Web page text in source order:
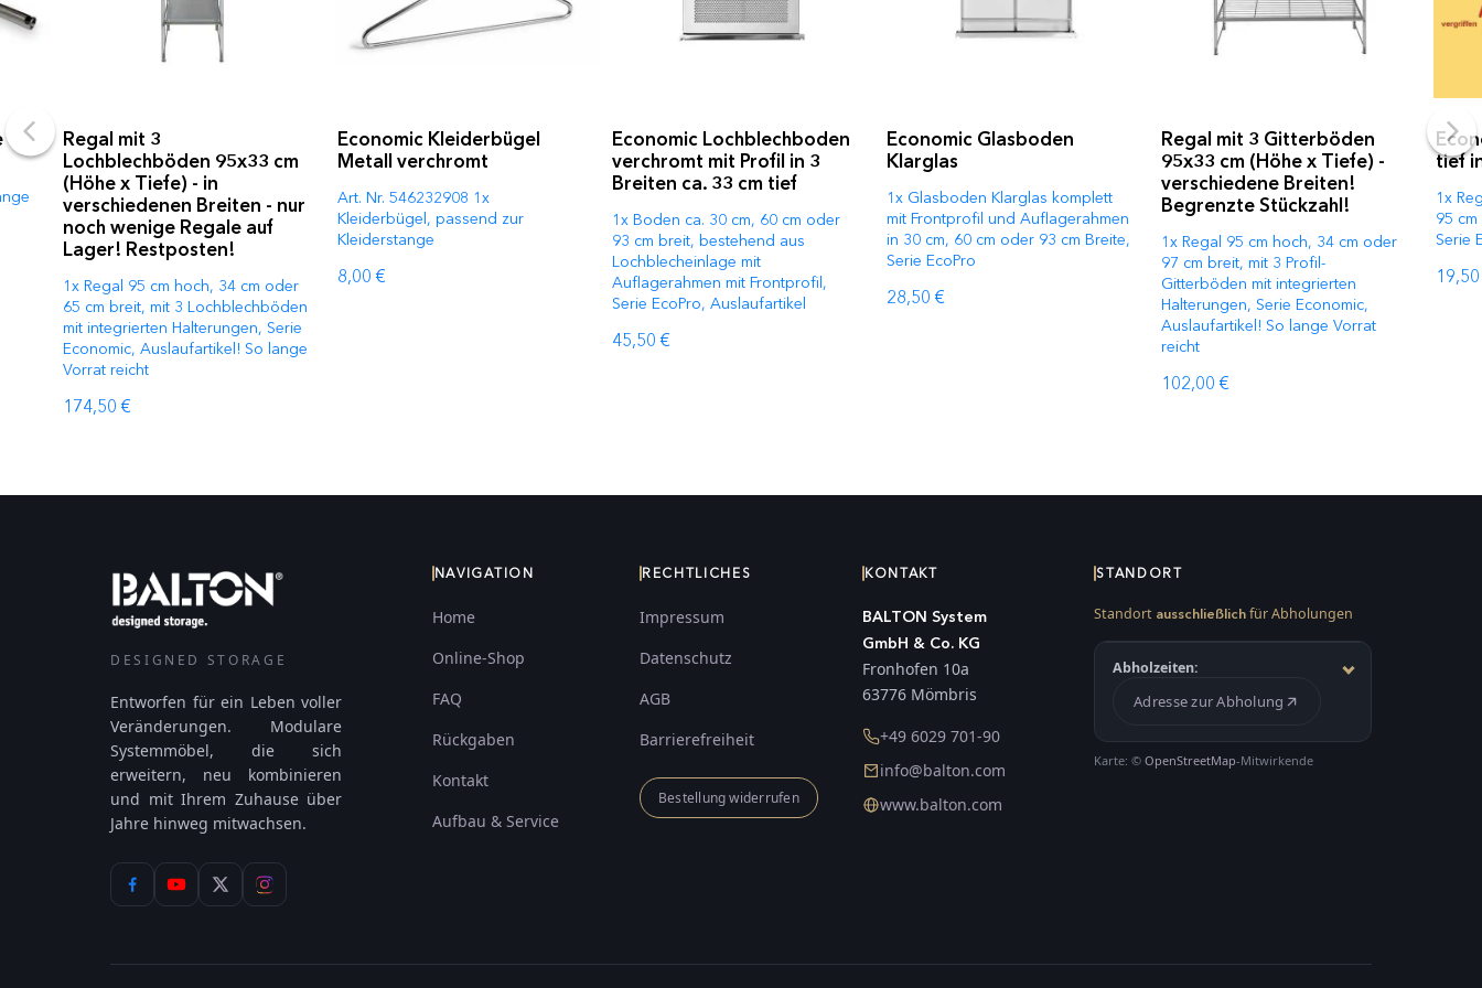
Regal mit 3
Lochblechböden 95x33 cm
(Höhe x Tiefe) - in
verschiedenen Breiten - nur
noch wenige Regale auf
Lager! Restposten!
1x Regal 95 cm hoch, 34 cm oder
65 cm breit, mit 3 Lochblechböden
mit integrierten Halterungen, Serie
Economic, Auslaufartikel! So lange
Vorrat reicht
174,50 €
Economic Kleiderbügel
Metall verchromt
Art. Nr. 546232908 1x
Kleiderbügel, passend zur
Kleiderstange
8,00 €
Economic Lochblechboden
verchromt mit Profil in 3
Breiten ca. 33 cm tief
1x Boden ca. 30 cm, 60 cm oder
93 cm breit, bestehend aus
Lochblecheinlage mit
Auflagerahmen mit Frontprofil,
Serie EcoPro, Auslaufartikel
45,50 €
Economic Glasboden
Klarglas
1x Glasboden Klarglas komplett
mit Frontprofil und Auflagerahmen
in 30 cm, 60 cm oder 93 cm Breite,
Serie EcoPro
28,50 €
Regal mit 3 Gitterböden
95x33 cm (Höhe x Tiefe) -
verschiedene Breiten!
Begrenzte Stückzahl!
1x Regal 95 cm hoch, 34 cm oder
97 cm breit, mit 3 Profil-
Gitterböden mit integrierten
Halterungen, Serie Economic,
Auslaufartikel! So lange Vorrat
reicht
102,00 €
tief
1x
95
Serie
DESIGNED STORAGE
Entworfen für ein Leben voller
Veränderungen. Modulare
Systemmöbel, die sich
erweitern, neu kombinieren
und mit Ihrem Zuhause über
Jahre hinweg mitwachsen.
NAVIGATION
Home
Online-Shop
FAQ
Rückgaben
Kontakt
Aufbau & Service
RECHTLICHES
Impressum
Datenschutz
AGB
Barrierefreiheit
Bestellung widerrufen
KONTAKT
BALTON System
GmbH & Co. KG
Fronhofen 10a
63776 Mömbris
+49 6029 701-90
info@balton.com
www.balton.com
STANDORT
Standort ausschließlich für Abholungen
Abholzeiten:
Adresse zur Abholung
Karte: ©OpenStreetMap-Mitwirkende